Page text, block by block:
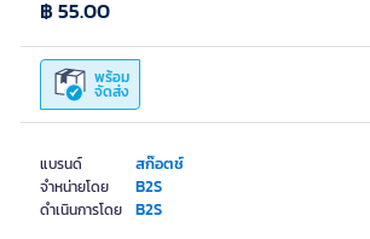
แบรนด์ สก๊อตช์
จำหน่ายโดย B2S
ดำเนินการโดย B2S
พร้อม
จัดส่ง
฿ 55.00